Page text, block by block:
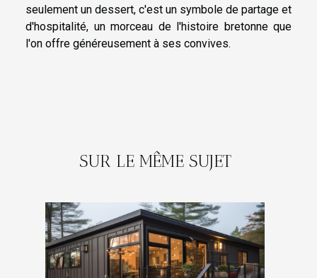
seulement un dessert, c'est un symbole de partage et
d'hospitalité, un morceau de l'histoire bretonne que
l'on offre généreusement à ses convives.
SUR LE MÊME SUJET